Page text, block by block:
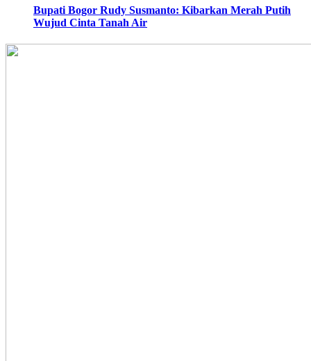
Bupati Bogor Rudy Susmanto: Kibarkan Merah Putih
Wujud Cinta Tanah Air